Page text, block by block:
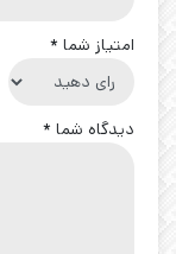
امتیاز شما *
دیدگاه شما *